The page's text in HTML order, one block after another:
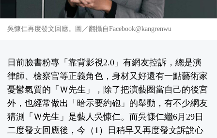
吳慷仁再度發文回應。圖／翻攝自Facebook@kangrenwu
日前臉書粉專「靠背影視2.0」有網友控訴，總是演
律師、檢察官等正義角色，身材又好還有一點藝術家
憂鬱氣質的「Ｗ先生」，除了把演藝圈當自己的後宮
外，也經常做出「暗示要約砲」的舉動，有不少網友
猜測「Ｗ先生」是藝人吳慷仁。而吳慷仁繼6月29日
二度發文回應後，今（1）日稍早又再度發文訴說心